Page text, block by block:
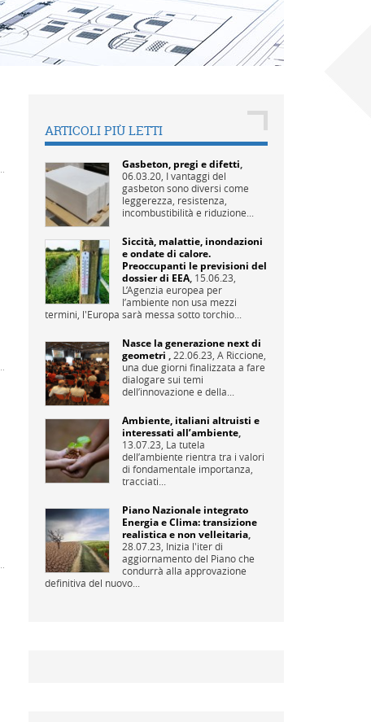
ARTICOLI PIÙ LETTI
Gasbeton, pregi e difetti,
06.03.20, I vantaggi del
gasbeton sono diversi come
leggerezza, resistenza,
incombustibilità e riduzione...
Siccità, malattie, inondazioni
e ondate di calore.
Preoccupanti le previsioni del
dossier di EEA, 15.06.23,
L’Agenzia europea per
l’ambiente non usa mezzi
termini, l'Europa sarà messa sotto torchio...
Nasce la generazione next di
geometri , 22.06.23, A Riccione,
una due giorni finalizzata a fare
dialogare sui temi
dell’innovazione e della...
Ambiente, italiani altruisti e
interessati all’ambiente,
13.07.23, La tutela
dell’ambiente rientra tra i valori
di fondamentale importanza,
tracciati...
Piano Nazionale integrato
Energia e Clima: transizione
realistica e non velleitaria,
28.07.23, Inizia l'iter di
aggiornamento del Piano che
condurrà alla approvazione
definitiva del nuovo...